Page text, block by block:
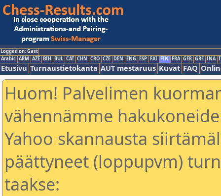
Logged on: Gast
Arabic ARM AZE BIH BUL CAT CHN CRO CZE DEN ENG ESP FAI FIN FRA GER GRE INA
Etusivu Turnaustietokanta AUT mestaruus Kuvat FAQ
Huom! Palvelimen
vähennämme
Yahoo skannausta
päättyneet (loppupvm)
taakse: